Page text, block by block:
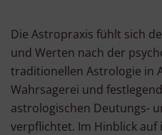
Die Astropraxis fühlt sich
und Werten nach der
traditionellen Astrologie in
Wahrsagerei und
astrologischen Deutungs-
verpflichtet. Im Hinblick